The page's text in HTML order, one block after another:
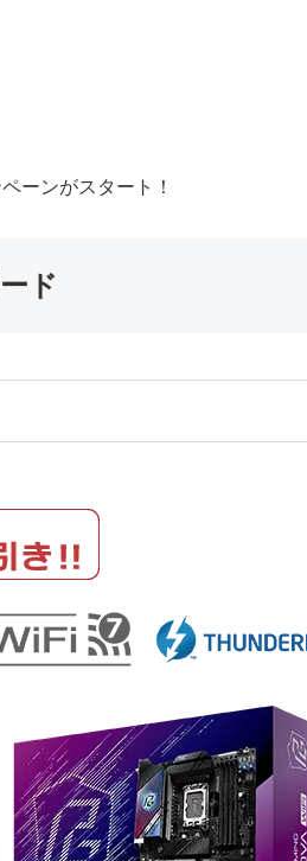
ーンがスタート！
ド